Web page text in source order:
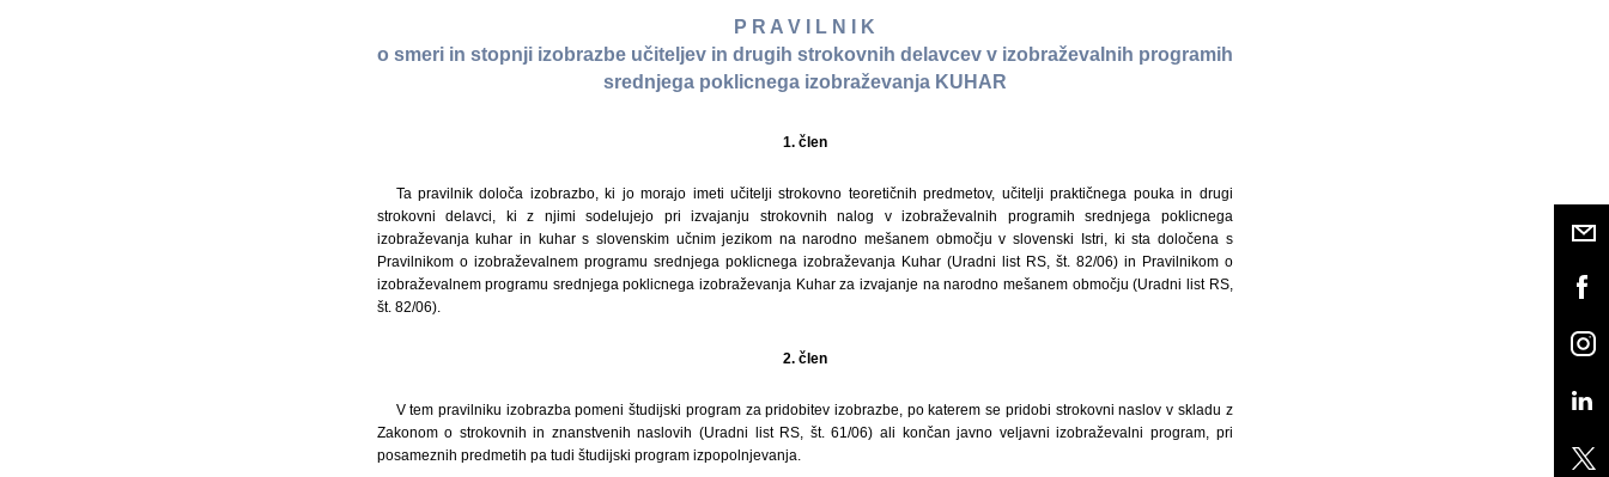
P R A V I L N I K
o smeri in stopnji izobrazbe učiteljev in drugih strokovnih delavcev v izobraževalnih programih
srednjega poklicnega izobraževanja KUHAR
1. člen
Ta pravilnik določa izobrazbo, ki jo morajo imeti učitelji strokovno teoretičnih predmetov, učitelji praktičnega pouka in drugi
strokovni delavci, ki z njimi sodelujejo pri izvajanju strokovnih nalog v izobraževalnih programih srednjega poklicnega
izobraževanja kuhar in kuhar s slovenskim učnim jezikom na narodno mešanem območju v slovenski Istri, ki sta določena s
Pravilnikom o izobraževalnem programu srednjega poklicnega izobraževanja Kuhar (Uradni list RS, št. 82/06) in Pravilnikom o
izobraževalnem programu srednjega poklicnega izobraževanja Kuhar za izvajanje na narodno mešanem območju (Uradni list RS,
št. 82/06).
2. člen
V tem pravilniku izobrazba pomeni študijski program za pridobitev izobrazbe, po katerem se pridobi strokovni naslov v skladu z
Zakonom o strokovnih in znanstvenih naslovih (Uradni list RS, št. 61/06) ali končan javno veljavni izobraževalni program, pri
posameznih predmetih pa tudi študijski program izpopolnjevanja.